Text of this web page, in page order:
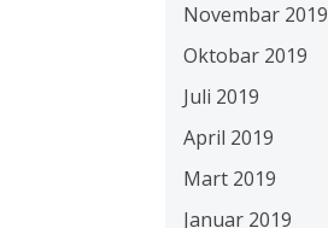
Novembar 2019
Oktobar 2019
Juli 2019
April 2019
Mart 2019
Januar 2019